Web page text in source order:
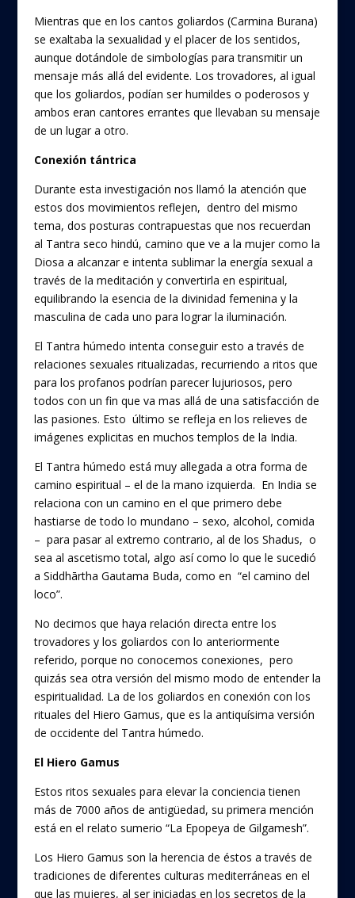
Mientras que en los cantos goliardos (Carmina Burana)
se exaltaba la sexualidad y el placer de los sentidos,
aunque dotándole de simbologías para transmitir un
mensaje más allá del evidente. Los trovadores, al igual
que los goliardos, podían ser humildes o poderosos y
ambos eran cantores errantes que llevaban su mensaje
de un lugar a otro.
Conexión tántrica
Durante esta investigación nos llamó la atención que
estos dos movimientos reflejen, dentro del mismo
tema, dos posturas contrapuestas que nos recuerdan
al Tantra seco hindú, camino que ve a la mujer como la
Diosa a alcanzar e intenta sublimar la energía sexual a
través de la meditación y convertirla en espiritual,
equilibrando la esencia de la divinidad femenina y la
masculina de cada uno para lograr la iluminación.
El Tantra húmedo intenta conseguir esto a través de
relaciones sexuales ritualizadas, recurriendo a ritos que
para los profanos podrían parecer lujuriosos, pero
todos con un fin que va mas allá de una satisfacción de
las pasiones. Esto último se refleja en los relieves de
imágenes explicitas en muchos templos de la India.
El Tantra húmedo está muy allegada a otra forma de
camino espiritual – el de la mano izquierda. En India se
relaciona con un camino en el que primero debe
hastiarse de todo lo mundano – sexo, alcohol, comida
– para pasar al extremo contrario, al de los Shadus, o
sea al ascetismo total, algo así como lo que le sucedió
a Siddhārtha Gautama Buda, como en “el camino del
loco”.
No decimos que haya relación directa entre los
trovadores y los goliardos con lo anteriormente
referido, porque no conocemos conexiones, pero
quizás sea otra versión del mismo modo de entender la
espiritualidad. La de los goliardos en conexión con los
rituales del Hiero Gamus, que es la antiquísima versión
de occidente del Tantra húmedo.
El Hiero Gamus
Estos ritos sexuales para elevar la conciencia tienen
más de 7000 años de antigüedad, su primera mención
está en el relato sumerio “La Epopeya de Gilgamesh”.
Los Hiero Gamus son la herencia de éstos a través de
tradiciones de diferentes culturas mediterráneas en el
que las mujeres, al ser iniciadas en los secretos de la